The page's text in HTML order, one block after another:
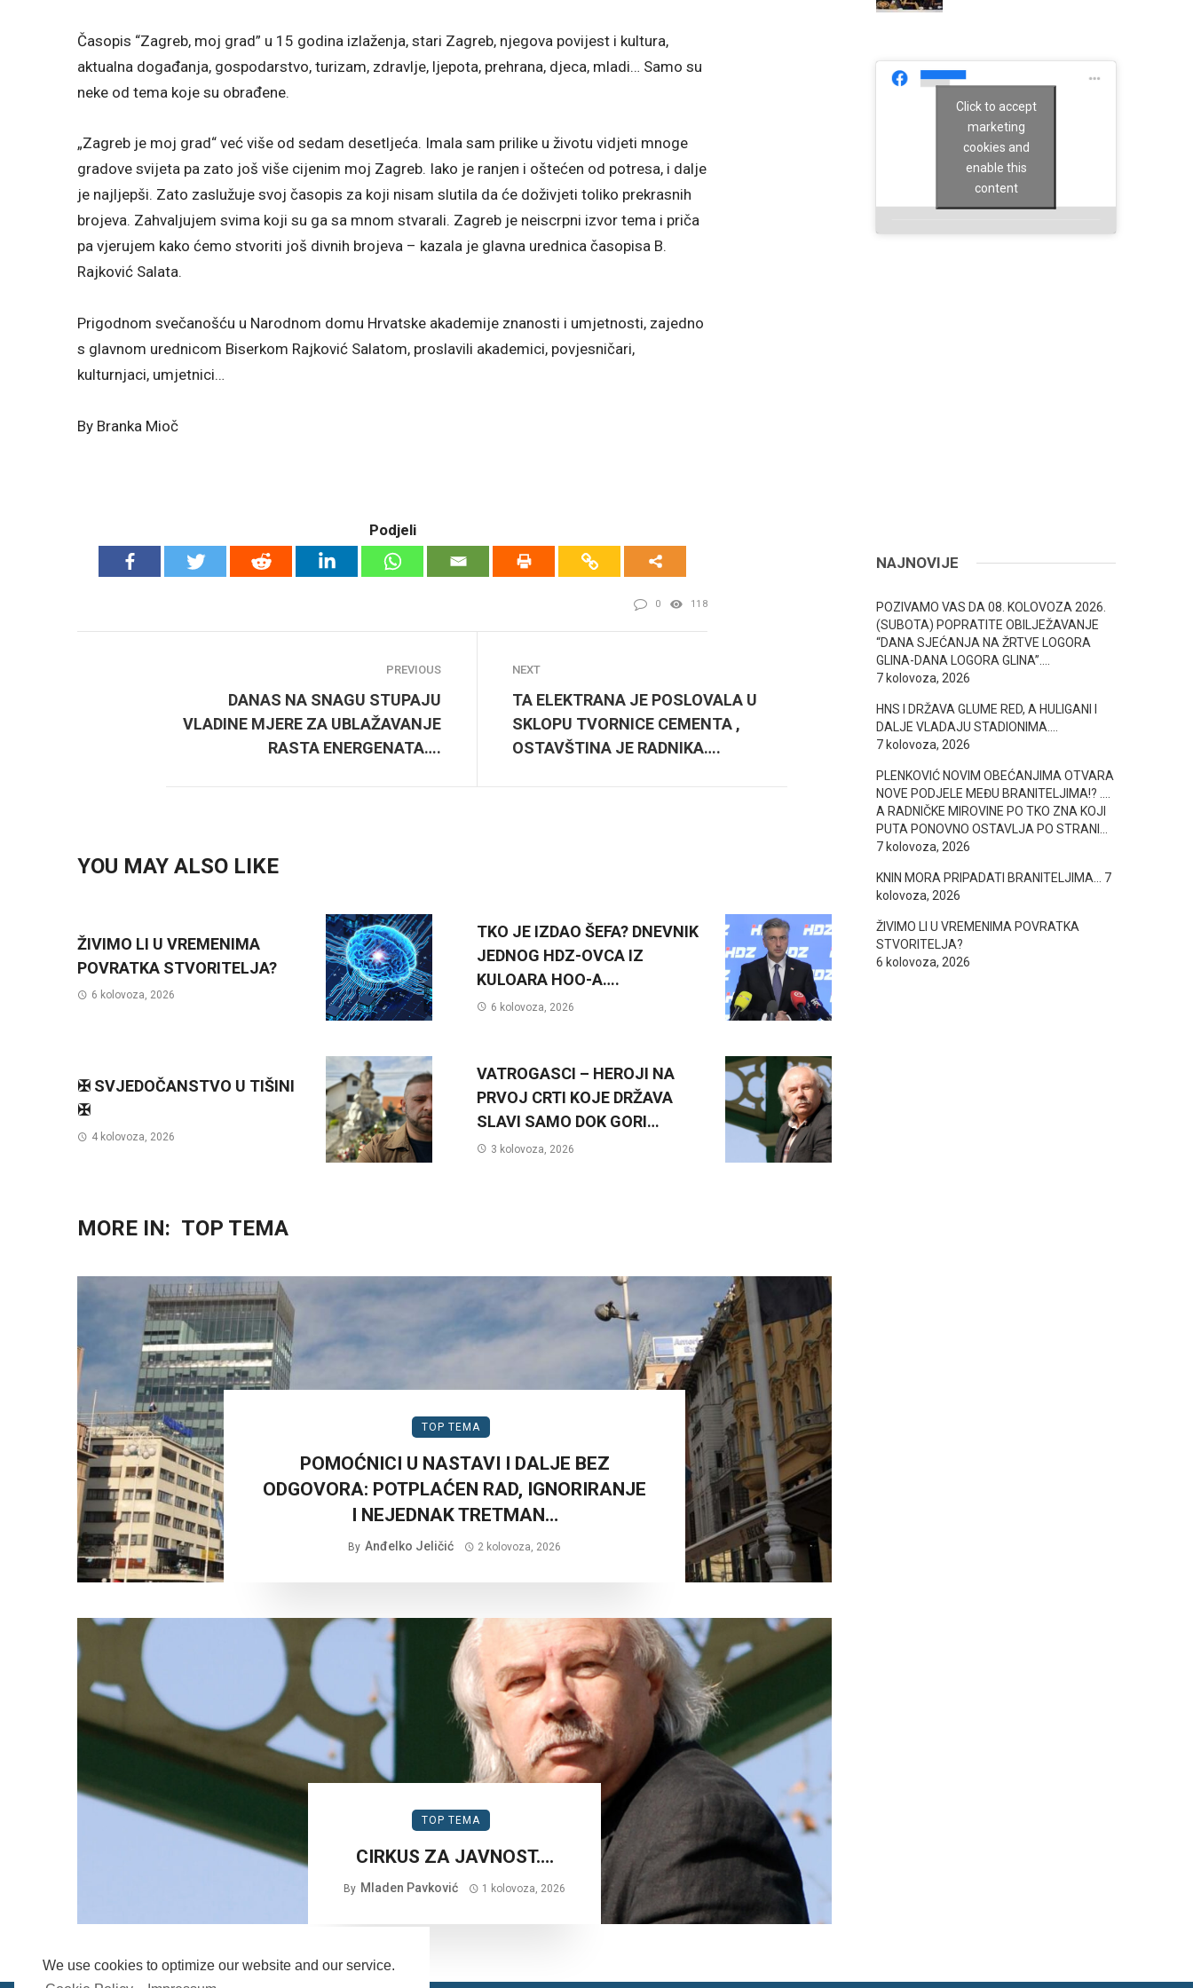
We use cookies to optimize our website and our service.
Časopis “Zagreb, moj grad” u 15 godina izlaženja, stari Zagreb, njegova povijest i kultura,
aktualna događanja, gospodarstvo, turizam, zdravlje, ljepota, prehrana, djeca, mladi… Samo su
neke od tema koje su obrađene.
„Zagreb je moj grad“ već više od sedam desetljeća. Imala sam prilike u životu vidjeti mnoge
gradove svijeta pa zato još više cijenim moj Zagreb. Iako je ranjen i oštećen od potresa, i dalje
je najljepši. Zato zaslužuje svoj časopis za koji nisam slutila da će doživjeti toliko prekrasnih
brojeva. Zahvaljujem svima koji su ga sa mnom stvarali. Zagreb je neiscrpni izvor tema i priča
pa vjerujem kako ćemo stvoriti još divnih brojeva – kazala je glavna urednica časopisa B.
Rajković Salata.
Prigodnom svečanošću u Narodnom domu Hrvatske akademije znanosti i umjetnosti, zajedno
s glavnom urednicom Biserkom Rajković Salatom, proslavili akademici, povjesničari,
kulturnjaci, umjetnici…
By Branka Mioč
Podjeli
0 118
PREVIOUS
DANAS NA SNAGU STUPAJU
VLADINE MJERE ZA UBLAŽAVANJE
RASTA ENERGENATA….
NEXT
TA ELEKTRANA JE POSLOVALA U
SKLOPU TVORNICE CEMENTA ,
OSTAVŠTINA JE RADNIKA….
YOU MAY ALSO LIKE
ŽIVIMO LI U VREMENIMA
POVRATKA STVORITELJA?
6 kolovoza, 2026
TKO JE IZDAO ŠEFA? DNEVNIK
JEDNOG HDZ-OVCA IZ
KULOARA HOO-A….
6 kolovoza, 2026
✠ SVJEDOČANSTVO U TIŠINI
✠
4 kolovoza, 2026
VATROGASCI – HEROJI NA
PRVOJ CRTI KOJE DRŽAVA
SLAVI SAMO DOK GORI…
3 kolovoza, 2026
MORE IN: TOP TEMA
TOP TEMA
POMOĆNICI U NASTAVI I DALJE BEZ
ODGOVORA: POTPLAĆEN RAD, IGNORIRANJE
I NEJEDNAK TRETMAN…
By Anđelko Jeličić 2 kolovoza, 2026
TOP TEMA
CIRKUS ZA JAVNOST….
By Mladen Pavković 1 kolovoza, 2026
Click to accept
marketing
cookies and
enable this
content
NAJNOVIJE
POZIVAMO VAS DA 08. KOLOVOZA 2026.
(SUBOTA) POPRATITE OBILJEŽAVANJE
“DANA SJEĆANJA NA ŽRTVE LOGORA
GLINA-DANA LOGORA GLINA”….
7 kolovoza, 2026
HNS I DRŽAVA GLUME RED, A HULIGANI I
DALJE VLADAJU STADIONIMA….
7 kolovoza, 2026
PLENKOVIĆ NOVIM OBEĆANJIMA OTVARA
NOVE PODJELE MEĐU BRANITELJIMA!? ….
A RADNIČKE MIROVINE PO TKO ZNA KOJI
PUTA PONOVNO OSTAVLJA PO STRANI…
7 kolovoza, 2026
KNIN MORA PRIPADATI BRANITELJIMA…
7
kolovoza, 2026
ŽIVIMO LI U VREMENIMA POVRATKA
STVORITELJA?
6 kolovoza, 2026